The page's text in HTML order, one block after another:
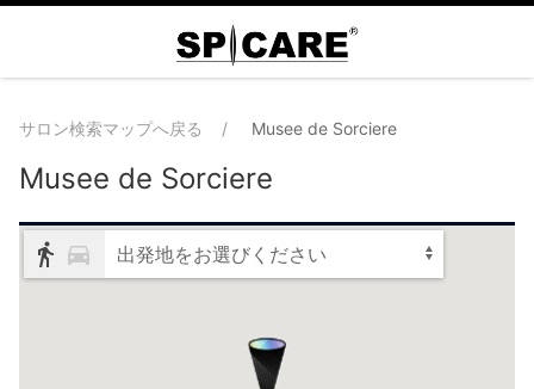
サロン検索マップへ戻る Musee de Sorciere
Musee de Sorciere
出発地をお選びください